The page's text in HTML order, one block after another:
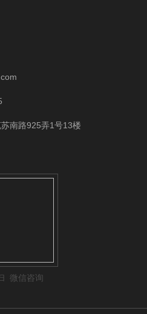
苏南路925弄1号13楼
微信咨询